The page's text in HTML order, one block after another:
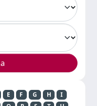
E F G H
I